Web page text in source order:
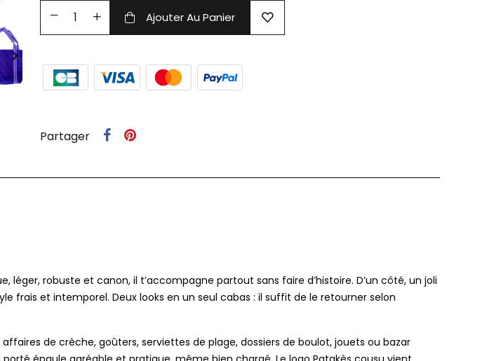
Ajouter Au Panier
Partager
léger, robuste et canon, il t’accompagne partout sans faire d’histoire. D’un côté, un joli
frais et intemporel. Deux looks en un seul cabas : il suffit de le retourner selon
de crèche, goûters, serviettes de plage, dossiers de boulot, jouets ou bazar